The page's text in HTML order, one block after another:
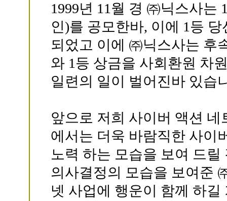
1999년 11월 경 ㈜닉스사는
인)를 공모한바, 이에 1등
되었고 이에 ㈜닉스사는 후
와 1등 상금을 사회환원 차
일련의 일이 벌어진바 있습
앞으로 저희 사이버 액션 네
에서는 더욱 바람직한 사이
노력 하는 모습을 보여 드
의사결정의 모습을 보여준
넷 사업에 행운이 함께 하길